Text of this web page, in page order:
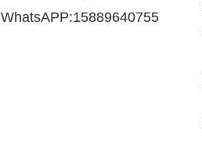
WhatsAPP:15889640755